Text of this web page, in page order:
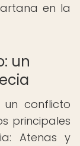
en la
un
conflicto
principales
Atenas y